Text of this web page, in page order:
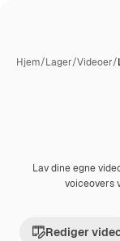
Hjem/Lager/Videoer/
Lav dine egne
voiceovers
Rediger